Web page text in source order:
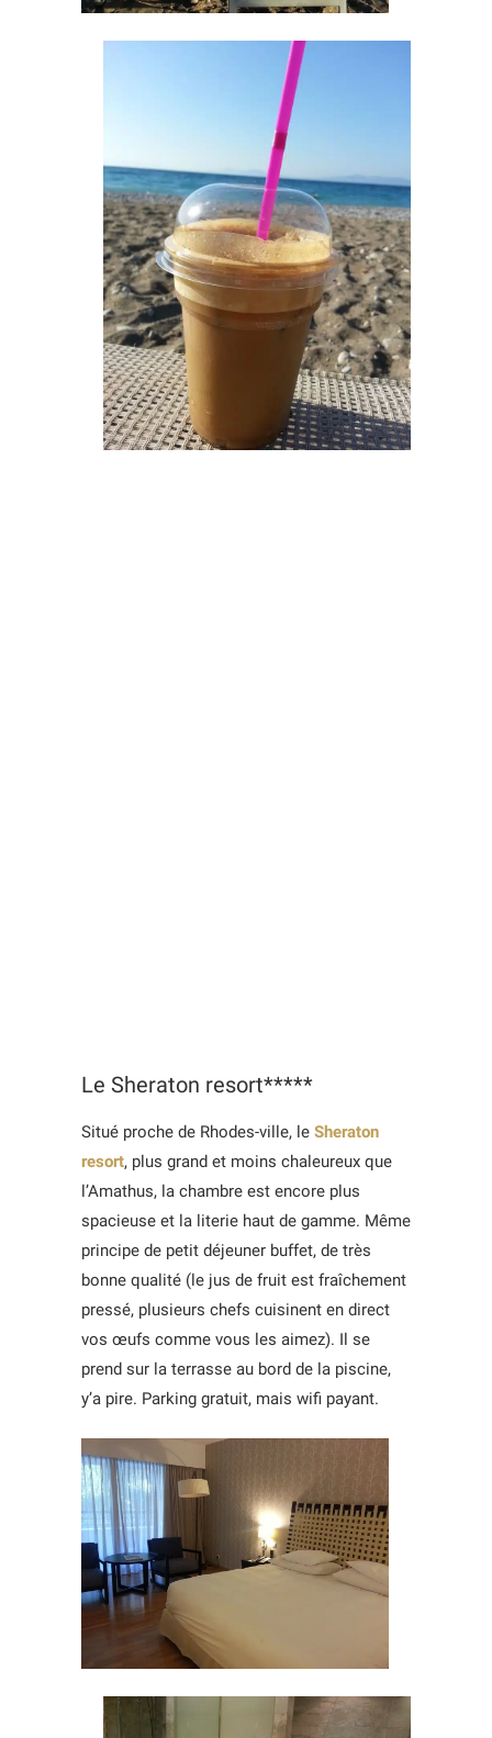
Le Sheraton resort*****
Situé proche de Rhodes-ville, le Sheraton
resort, plus grand et moins chaleureux que
l’Amathus, la chambre est encore plus
spacieuse et la literie haut de gamme. Même
principe de petit déjeuner buffet, de très
bonne qualité (le jus de fruit est fraîchement
pressé, plusieurs chefs cuisinent en direct
vos œufs comme vous les aimez). Il se
prend sur la terrasse au bord de la piscine,
y’a pire. Parking gratuit, mais wifi payant.